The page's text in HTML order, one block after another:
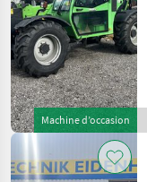
Machine d’occasion